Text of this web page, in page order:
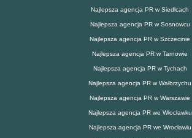
Najlepsza agencja PR w Siedlcach
Najlepsza agencja PR w Sosnowcu
Najlepsza agencja PR w Szczecinie
Najlepsza agencja PR w Tarnowie
Najlepsza agencja PR w Tychach
Najlepsza agencja PR w Wałbrzychu
Najlepsza agencja PR w Warszawie
Najlepsza agencja PR we Włocławku
Najlepsza agencja PR we Wrocławiu